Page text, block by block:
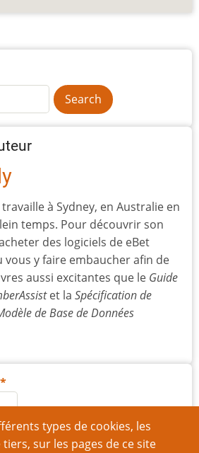
types de cookies, les
sur les pages de ce site
à Sydney, en Australie en
temps. Pour découvrir son
des logiciels de eBet
vous y faire embaucher afin de
aussi excitantes que le Guide
et la Spécification de
de Base de Données